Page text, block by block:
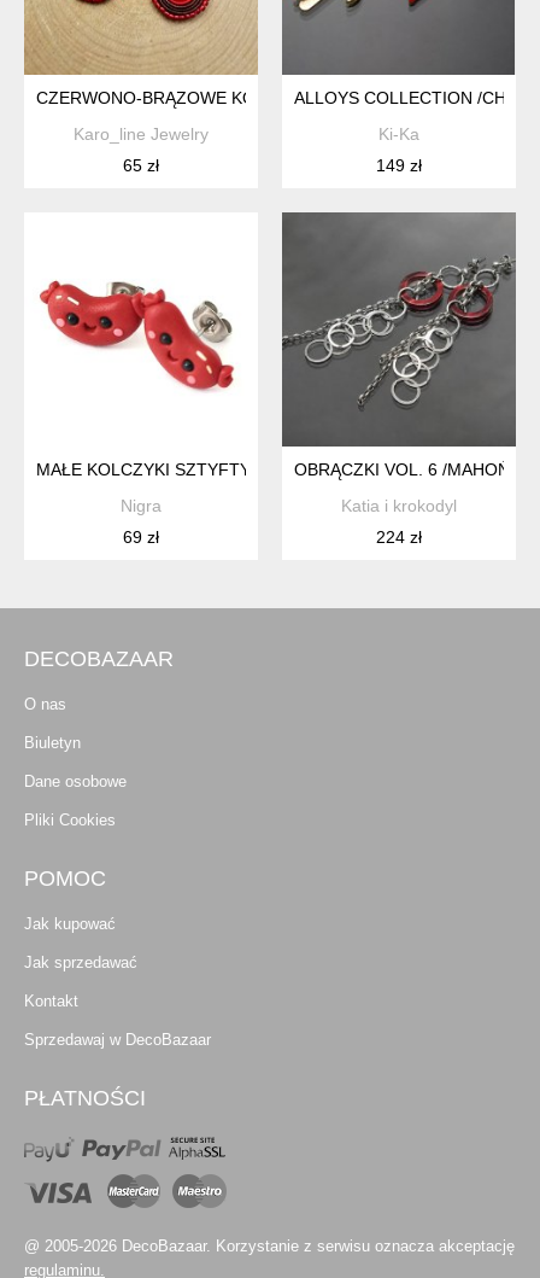
CZERWONO-BRĄZOWE KOLCZYKI SUTASZ
Karo_line Jewelry
65 zł
ALLOYS COLLECTION /CHILI/
Ki-Ka
149 zł
MAŁE KOLCZYKI SZTYFTY KIEŁBASKI KAWAII
Nigra
69 zł
OBRĄCZKI VOL. 6 /MAHOŃ/ -
Katia i krokodyl
224 zł
DECOBAZAAR
O nas
Biuletyn
Dane osobowe
Pliki Cookies
POMOC
Jak kupować
Jak sprzedawać
Kontakt
Sprzedawaj w DecoBazaar
PŁATNOŚCI
@ 2005-2026 DecoBazaar. Korzystanie z serwisu oznacza akceptację
regulaminu.